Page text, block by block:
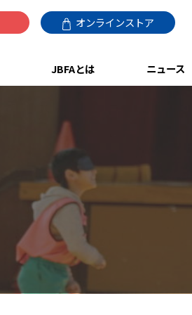
オンラインストア
JBFAとは ニュース